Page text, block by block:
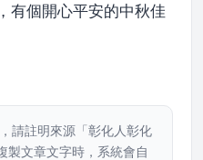
有個開心平安的中秋佳
請註明來源「彰化人彰化
製文章文字時，系統會自